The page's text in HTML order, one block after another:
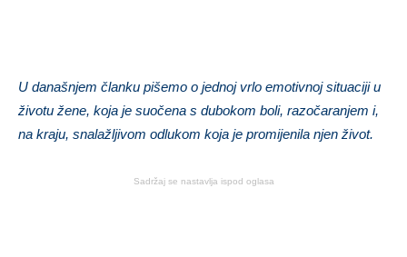
U današnjem članku pišemo o jednoj vrlo emotivnoj situaciji u
životu žene, koja je suočena s dubokom boli, razočaranjem i,
na kraju, snalažljivom odlukom koja je promijenila njen život.
Sadržaj se nastavlja ispod oglasa